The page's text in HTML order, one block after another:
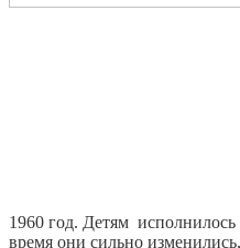
1960 год. Детям исполнилось
время они сильно